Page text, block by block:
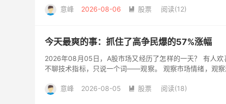
意峰 2026-08-06  股票 阅读(12)
今天最爽的事：抓住了高争民爆的57%涨幅
2026年08月05日，A股市场又经历了怎样的一天？ 有人欢
不聊技术指标，只说一个词——观察。 观察市场情绪，观
意峰 2026-08-05  股票 阅读(18)